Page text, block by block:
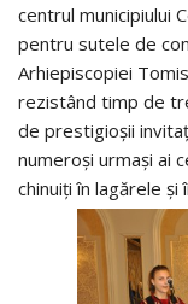
centrul municipiului
pentru sutele de
Arhiepiscopiei
rezistând timp de
de prestigioşii
numeroşi urmaşi ai
chinuiţi în lagărele şi